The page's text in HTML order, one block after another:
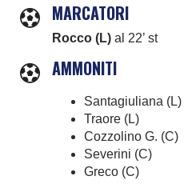
MARCATORI
Rocco (L) al 22’ st
AMMONITI
Santagiuliana (L)
Traore (L)
Cozzolino G. (C)
Severini (C)
Greco (C)